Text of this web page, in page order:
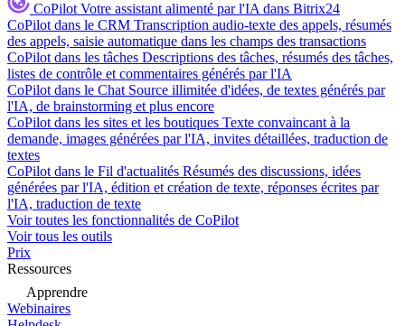
CoPilot Votre assistant alimenté par l'IA dans Bitrix24
CoPilot dans le CRM Transcription audio-texte des appels, résumés
des appels, saisie automatique dans les champs des transactions
CoPilot dans les tâches Descriptions des tâches, résumés des tâches,
listes de contrôle et commentaires générés par l'IA
CoPilot dans le Chat Source illimitée d'idées, de textes générés par
l'IA, de brainstorming et plus encore
CoPilot dans les sites et les boutiques Texte convaincant à la
demande, images générées par l'IA, invites détaillées, traduction de
textes
CoPilot dans le Fil d'actualités Résumés des discussions, idées
générées par l'IA, édition et création de texte, réponses écrites par
l'IA, traduction de texte
Voir toutes les fonctionnalités de CoPilot
Voir tous les outils
Prix
Ressources
Apprendre
Webinaires